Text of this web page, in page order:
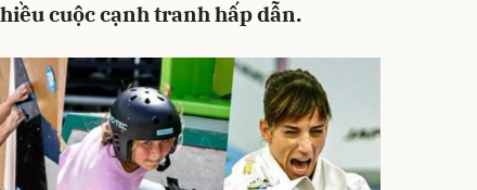
cuộc cạnh tranh hấp dẫn.